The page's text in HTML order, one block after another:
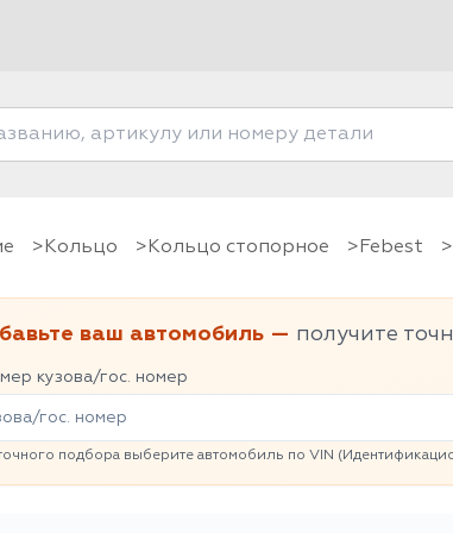
Кольцо Кольцо стопорное Febest
ваш автомобиль — получите
кузова/гос. номер
подбора выберите автомобиль по VIN